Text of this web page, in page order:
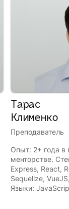
Тарас
Клименко
Преподаватель
Опыт: 2+ года в
менторстве.
Express, React,
Sequelize,
Языки: